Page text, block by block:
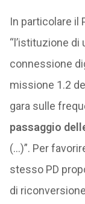
In particolare il
“l’istituzione di
connessione
missione 1.2
gara sulle
passaggio
(…)”. Per
stesso PD
di